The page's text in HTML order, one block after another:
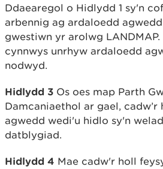
Ddaearegol o Hidlydd 1 sy'n
arbennig ag ardaloedd
gwestiwn yr arolwg
cynnwys unrhyw ardaloedd
nodwyd.
Hidlydd 3 Os oes map Parth
Damcaniaethol ar gael,
agwedd wedi'u hidlo sy'n
datblygiad.
Hidlydd 4 Mae cadw'r holl